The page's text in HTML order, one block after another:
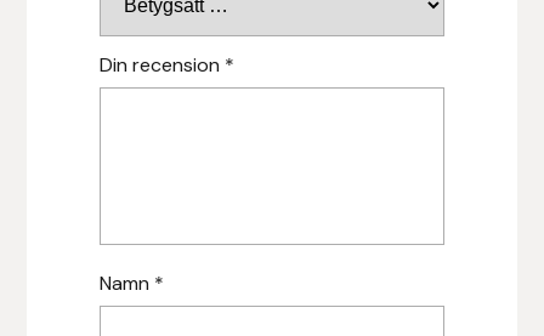
Din recension *
Namn *
Kidka of Iceland
Ky Rotary Bit